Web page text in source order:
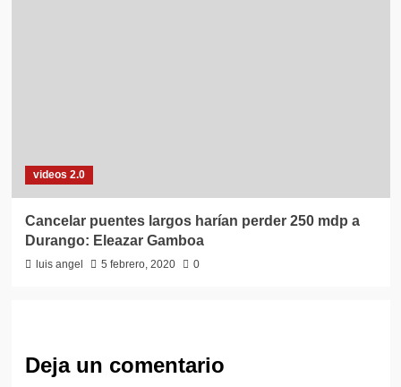
videos 2.0
Cancelar puentes largos harían perder 250 mdp a
Durango: Eleazar Gamboa
luis angel 5 febrero, 2020 0
Deja un comentario